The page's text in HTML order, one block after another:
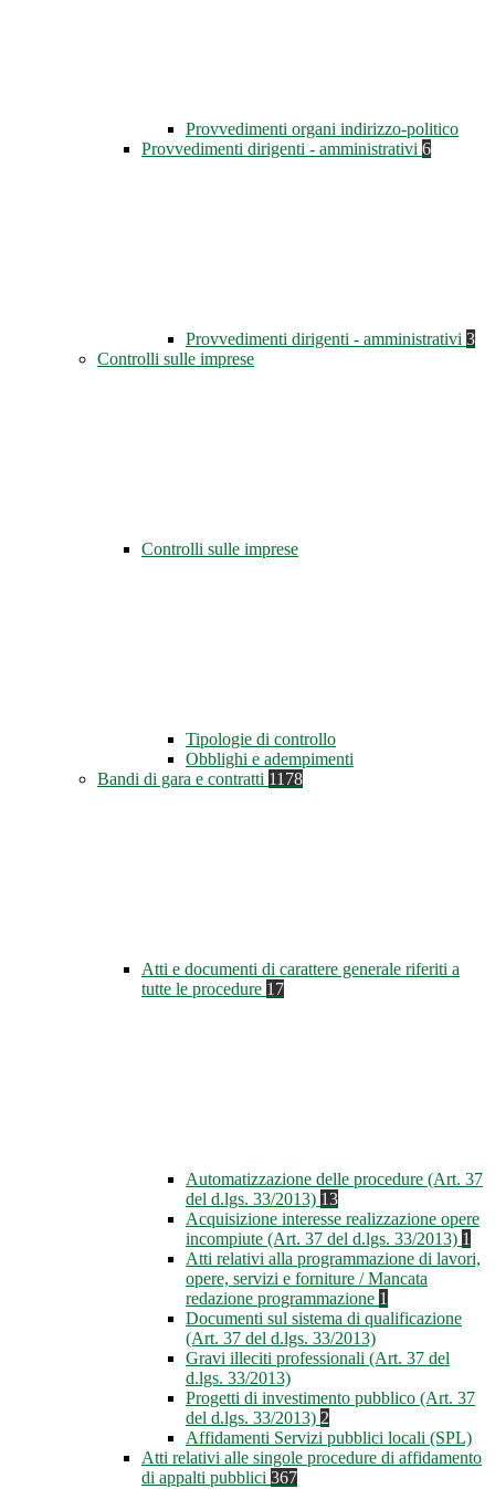
Provvedimenti organi indirizzo-politico
Provvedimenti dirigenti - amministrativi 6
Provvedimenti dirigenti - amministrativi 3
Controlli sulle imprese
Controlli sulle imprese
Tipologie di controllo
Obblighi e adempimenti
Bandi di gara e contratti 1178
Atti e documenti di carattere generale riferiti a
tutte le procedure 17
Automatizzazione delle procedure (Art. 37
del d.lgs. 33/2013) 13
Acquisizione interesse realizzazione opere
incompiute (Art. 37 del d.lgs. 33/2013) 1
Atti relativi alla programmazione di lavori,
opere, servizi e forniture / Mancata
redazione programmazione 1
Documenti sul sistema di qualificazione
(Art. 37 del d.lgs. 33/2013)
Gravi illeciti professionali (Art. 37 del
d.lgs. 33/2013)
Progetti di investimento pubblico (Art. 37
del d.lgs. 33/2013) 2
Affidamenti Servizi pubblici locali (SPL)
Atti relativi alle singole procedure di affidamento
di appalti pubblici 367